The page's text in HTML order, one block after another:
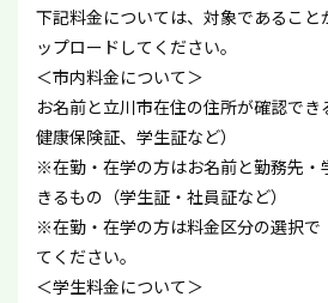
下記料金については、対象であること
ップロードしてください。
＜市内料金について＞
お名前と立川市在住の住所が確認でき
健康保険証、学生証など）
※在勤・在学の方はお名前と勤務先・
きるもの（学生証・社員証など）
※在勤・在学の方は料金区分の選択で
てください。
＜学生料金について＞